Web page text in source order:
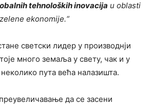
tehnoloških inovacija u oblasti
ekonomije.“
светски лидер у производнји
много земаља у свету, чак и у
пута већа налазишта.
да се засени